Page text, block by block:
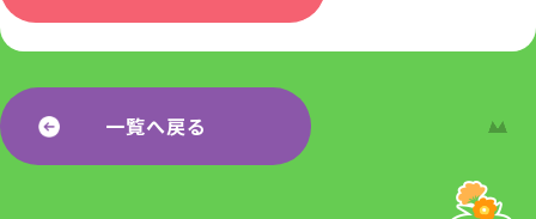
一覧へ戻る